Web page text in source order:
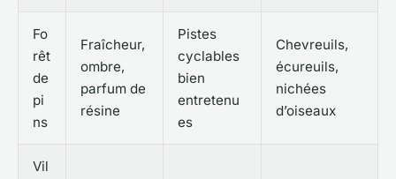
Fo
rêt
de
pi
ns
Fraîcheur,
ombre,
parfum de
résine
Pistes
cyclables
bien
entretenu
es
Chevreuils,
écureuils,
nichées
d’oiseaux
Vil